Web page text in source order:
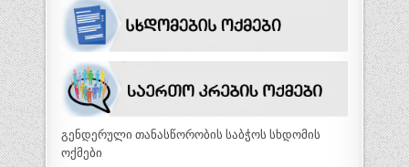
გენდერული თანასწორობის საბჭოს სხდომის
ოქმები